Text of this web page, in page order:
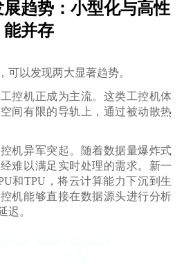
展趋势：小型化与高性
能并存
可以发现两大显著趋势。
控机正成为主流。这类工控机体
间有限的导轨上，通过被动散热
机异军突起。随着数据量爆炸式
难以满足实时处理的需求。新一
和TPU，将云计算能力下沉到生
机能够直接在数据源头进行分析
迟。